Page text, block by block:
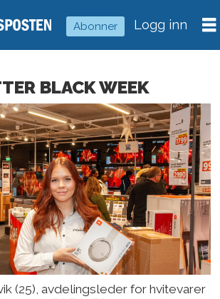
Abonner Logg inn
BLACK WEEK
(25), avdelingsleder for hvitevarer